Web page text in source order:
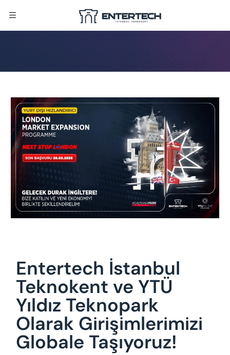
Entertech İstanbul
Teknokent ve YTÜ
Yıldız Teknopark
Olarak Girişimlerimizi
Globale Taşıyoruz!